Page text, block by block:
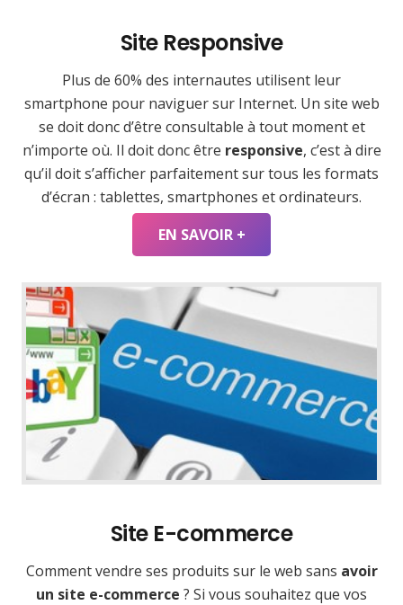
Site Responsive
Plus de 60% des internautes utilisent leur
smartphone pour naviguer sur Internet. Un site web
se doit donc d’être consultable à tout moment et
n’importe où. Il doit donc être responsive, c’est à dire
qu’il doit s’afficher parfaitement sur tous les formats
d’écran : tablettes, smartphones et ordinateurs.
EN SAVOIR +
Site E-commerce
Comment vendre ses produits sur le web sans avoir
un site e-commerce ? Si vous souhaitez que vos